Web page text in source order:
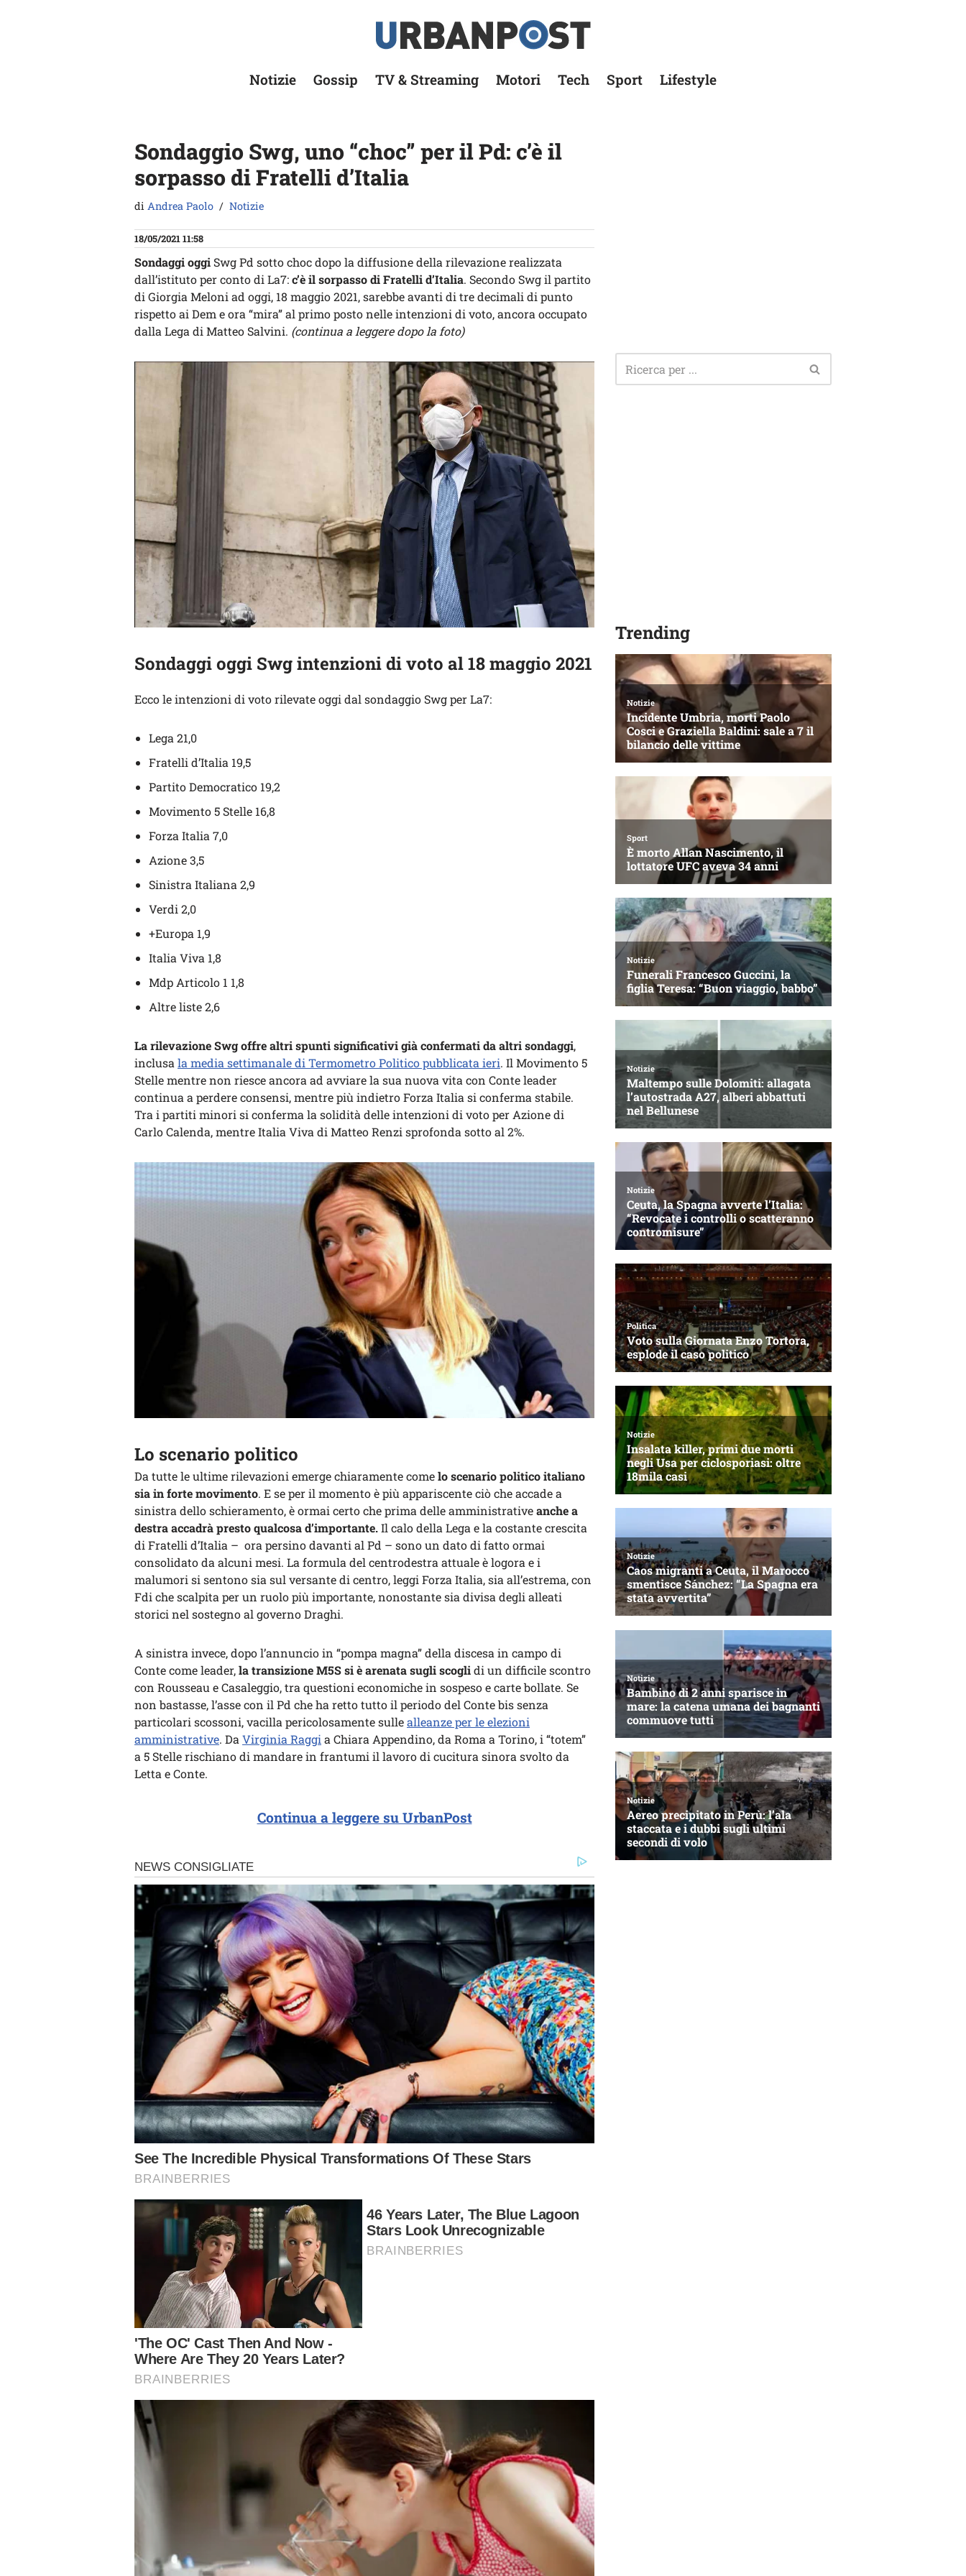
Notizie Gossip TV & Streaming Motori Tech Sport Lifestyle
Sondaggio Swg, uno “choc” per il Pd: c’è il
sorpasso di Fratelli d’Italia
di Andrea Paolo Notizie
18/05/2021 11:58
Sondaggi oggi Swg Pd sotto choc dopo la diffusione della rilevazione realizzata
dall’istituto per conto di La7:c’è il sorpasso di Fratelli d’Italia. Secondo Swg il partito
di Giorgia Meloni ad oggi, 18 maggio 2021, sarebbe avanti di tre decimali di punto
rispetto ai Dem e ora “mira” al primo posto nelle intenzioni di voto, ancora occupato
dalla Lega di Matteo Salvini. (continua a leggere dopo la foto)
Sondaggi oggi Swg intenzioni di voto al 18 maggio 2021
Ecco le intenzioni di voto rilevate oggi dal sondaggio Swg per La7:
Lega 21,0
Fratelli d’Italia 19,5
Partito Democratico 19,2
Movimento 5 Stelle 16,8
Forza Italia 7,0
Azione 3,5
Sinistra Italiana 2,9
Verdi 2,0
+Europa 1,9
Italia Viva 1,8
Mdp Articolo 1 1,8
Altre liste 2,6
La rilevazione Swg offre altri spunti significativi già confermati da altri sondaggi,
inclusa la media settimanale di Termometro Politico pubblicata ieri. Il Movimento 5
Stelle mentre non riesce ancora ad avviare la sua nuova vita con Conte leader
continua a perdere consensi, mentre più indietro Forza Italia si conferma stabile.
Tra i partiti minori si conferma la solidità delle intenzioni di voto per Azione di
Carlo Calenda, mentre Italia Viva di Matteo Renzi sprofonda sotto al 2%.
Lo scenario politico
Da tutte le ultime rilevazioni emerge chiaramente comelo scenario politico italiano
sia in forte movimento. E se per il momento è più appariscente ciò che accade a
sinistra dello schieramento, è ormai certo che prima delle amministrativeanche a
destra accadrà presto qualcosa d’importante.Il calo della Lega e la costante crescita
di Fratelli d’Italia – ora persino davanti al Pd – sono un dato di fatto ormai
consolidato da alcuni mesi. La formula del centrodestra attuale è logora e i
malumori si sentono sia sul versante di centro, leggi Forza Italia, sia all’estrema, con
Fdi che scalpita per un ruolo più importante, nonostante sia divisa degli alleati
storici nel sostegno al governo Draghi.
A sinistra invece, dopo l’annuncio in “pompa magna” della discesa in campo di
Conte come leader,la transizione M5S si è arenata sugli scoglidi un difficile scontro
con Rousseau e Casaleggio, tra questioni economiche in sospeso e carte bollate. Se
non bastasse, l’asse con il Pd che ha retto tutto il periodo del Conte bis senza
particolari scossoni, vacilla pericolosamente sullealleanze per le elezioni
amministrative. Da Virginia Raggi a Chiara Appendino, da Roma a Torino, i “totem”
a 5 Stelle rischiano di mandare in frantumi il lavoro di cucitura sinora svolto da
Letta e Conte.
Continua a leggere su UrbanPost
Trending